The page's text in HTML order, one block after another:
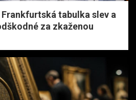
tabulka slev a
za zkaženou